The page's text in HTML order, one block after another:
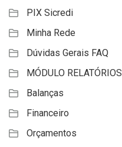
PIX Sicredi
Minha Rede
Dúvidas Gerais FAQ
MÓDULO RELATÓRIOS
Balanças
Financeiro
Orçamentos